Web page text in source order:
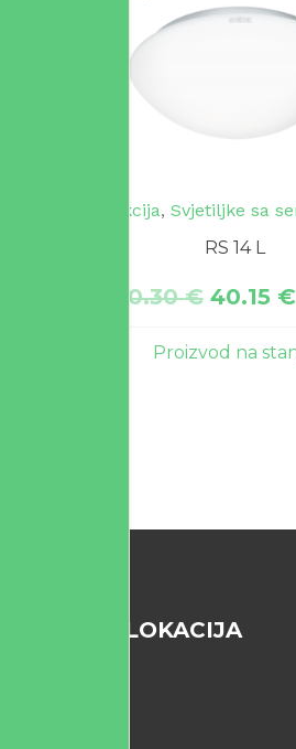
Akcija,Svjetiljke sa
RS 14 L
80.30€ 40.15 €
Proizvod na
LOKACIJA